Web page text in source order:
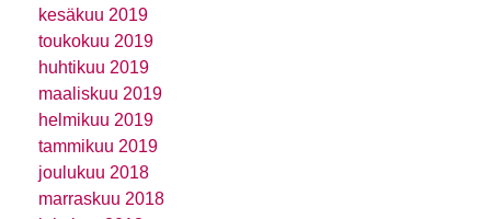
kesäkuu 2019
toukokuu 2019
huhtikuu 2019
maaliskuu 2019
helmikuu 2019
tammikuu 2019
joulukuu 2018
marraskuu 2018